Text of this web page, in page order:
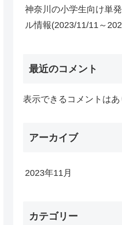
神奈川の小学生向け単
ル情報(2023/11/11～
最近のコメント
表示できるコメントはあ
アーカイブ
2023年11月
カテゴリー